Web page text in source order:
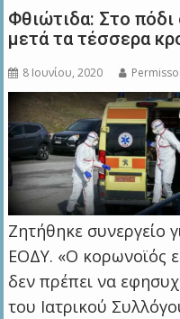
Φθιώτιδα: Στο πόδι
μετά τα τέσσερα
8 Ιουνίου, 2020
Ζητήθηκε συνεργείο
ΕΟΔΥ. «Ο κορωνοϊός
δεν πρέπει να
του Ιατρικού